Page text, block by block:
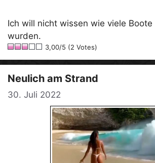
Ich will nicht wissen wie viele
wurden.
3,00/5 (2 Votes)
Neulich am Strand
30. Juli 2022